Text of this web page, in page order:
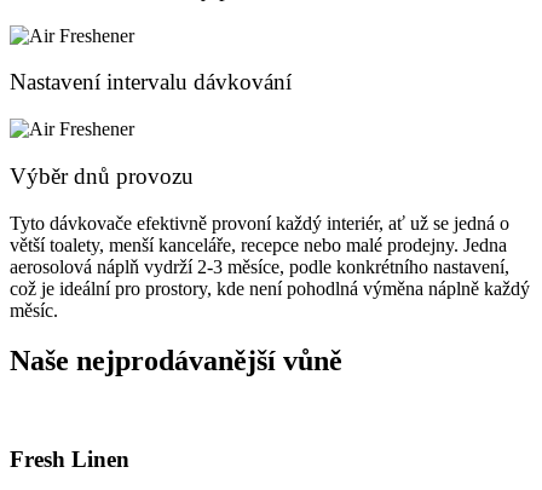
Nastavení intervalu dávkování
Výběr dnů provozu
Tyto dávkovače efektivně provoní každý interiér, ať už se jedná o
větší toalety, menší kanceláře, recepce nebo malé prodejny. Jedna
aerosolová náplň vydrží 2-3 měsíce, podle konkrétního nastavení,
což je ideální pro prostory, kde není pohodlná výměna náplně každý
měsíc.
Naše nejprodávanější vůně
Fresh Linen